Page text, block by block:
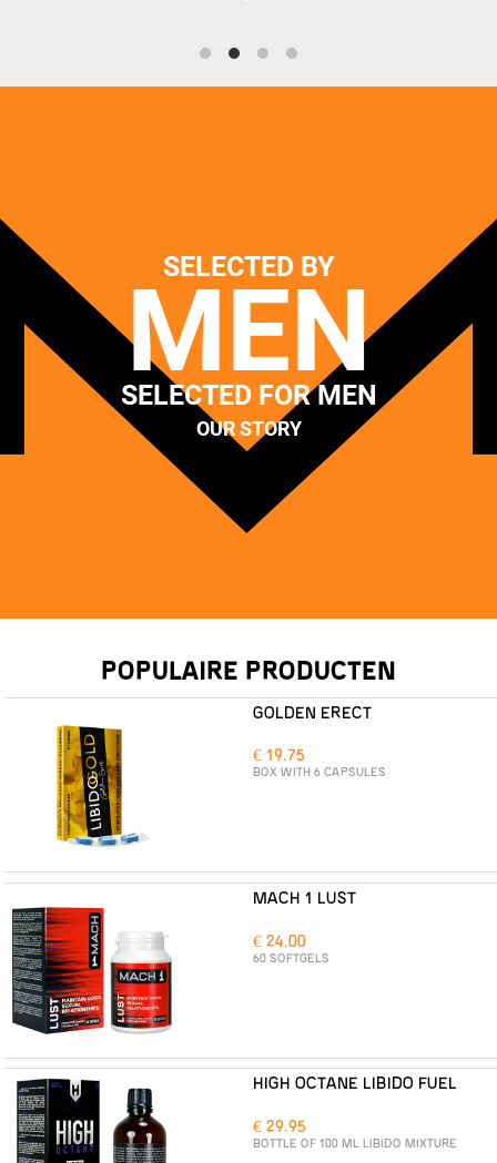
SELECTED BY
MEN
SELECTED FOR MEN
OUR STORY
POPULAIRE PRODUCTEN
GOLDEN ERECT
€ 19.75
BOX WITH 6 CAPSULES
MACH 1 LUST
€ 24.00
60 SOFTGELS
HIGH OCTANE LIBIDO FUEL
€ 29.95
BOTTLE OF 100 ML LIBIDO MIXTURE